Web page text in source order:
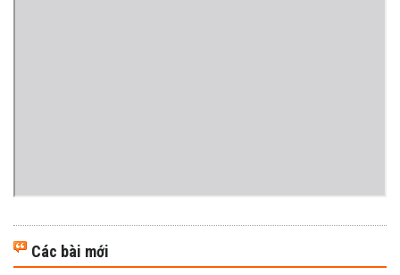
Các bài mới